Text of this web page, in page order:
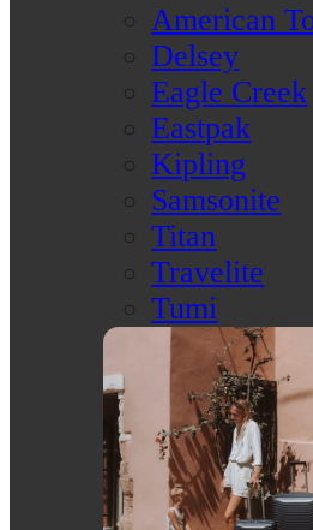
American
Delsey
Eagle Creek
Eastpak
Kipling
Samsonite
Titan
Travelite
Tumi